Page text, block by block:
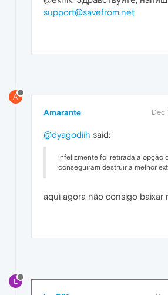
support@savefrom.net
A
Amarante Dec
@dyagodiih said:
infelizmente foi retirada a opção
conseguiram destruir a melhor
aqui agora não consigo baixar
L